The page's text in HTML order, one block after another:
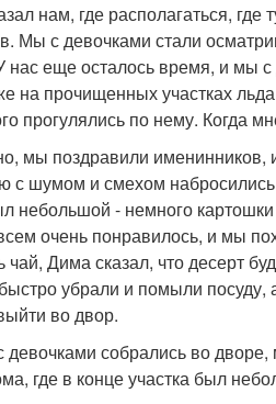
нам, где располагаться, где
Мы с девочками стали
нас еще осталось время, и мы
на прочищенных участках
прогулялись по нему. Когда
мы поздравили именинников,
с шумом и смехом
небольшой - немного
очень понравилось, и мы
чай, Дима сказал, что десерт
убрали и помыли посуду,
во двор.
собрались во
где в конце участка был